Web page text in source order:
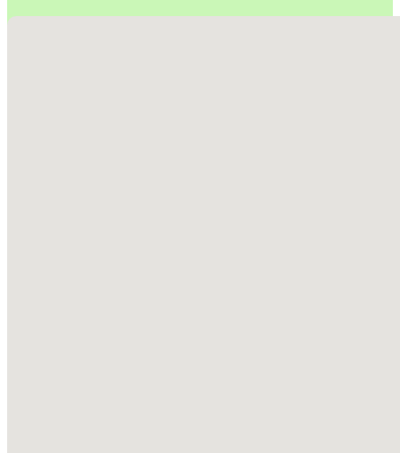
Geen locaties gevonden